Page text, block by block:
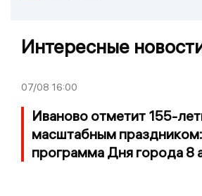
Интересные
07/08 16:00
Иваново отметит 155-
масштабным
программа Дня города 8